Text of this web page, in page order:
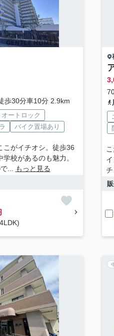
歩30分車10分 2.9km
オートロック
バイク置場あり
こがイチオシ。徒歩36
校があるのも魅力。
...
もっと見る